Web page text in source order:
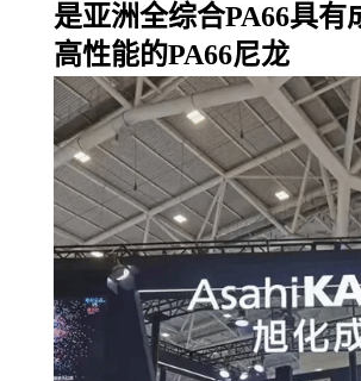
是亚洲全综合PA66具有
高性能的PA66尼龙